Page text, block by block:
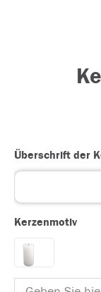
Überschrift der
Kerzenmotiv